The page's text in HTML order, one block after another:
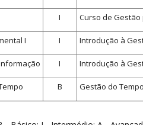
I Curso de Gestão
I I Introdução à
I Introdução à
B Gestão do Tempo